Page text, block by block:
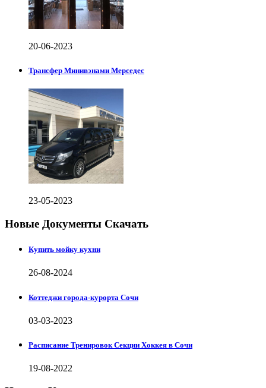
20-06-2023
Трансфер Минивэнами Мерседес
23-05-2023
Новые Документы Скачать
Купить мойку кухни
26-08-2024
Коттеджи города-курорта Сочи
03-03-2023
Расписание Тренировок Секции Хоккея в Сочи
19-08-2022